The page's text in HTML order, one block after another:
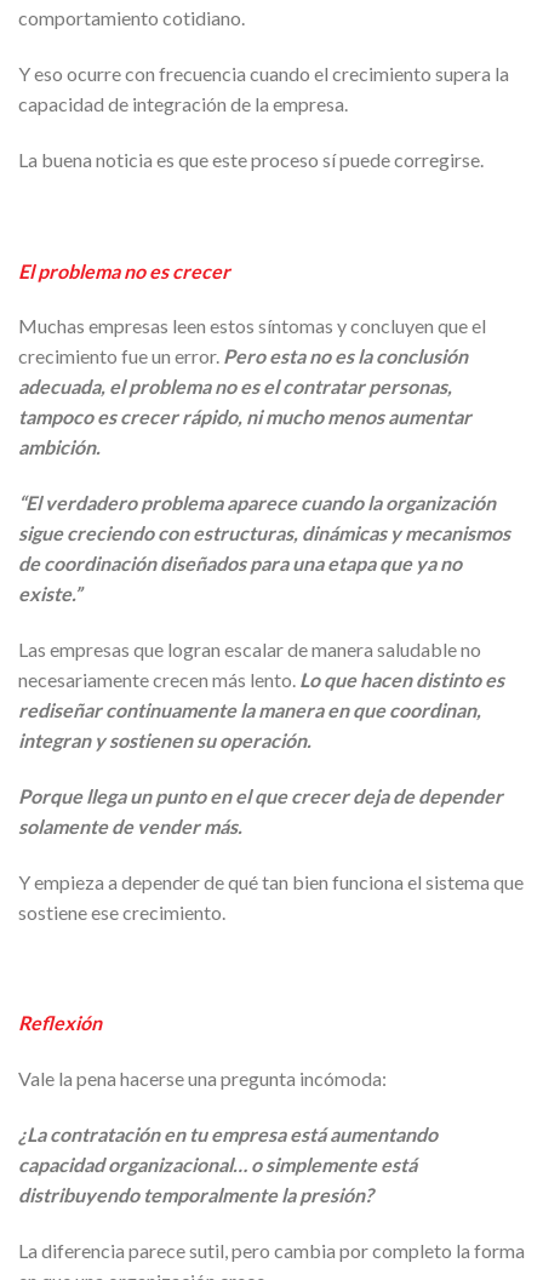
comportamiento cotidiano.
Y eso ocurre con frecuencia cuando el crecimiento supera la
capacidad de integración de la empresa.
La buena noticia es que este proceso sí puede corregirse.
El problema no es crecer
Muchas empresas leen estos síntomas y concluyen que el
crecimiento fue un error. Pero esta no es la conclusión
adecuada, el problema no es el contratar personas,
tampoco es crecer rápido, ni mucho menos aumentar
ambición.
“El verdadero problema aparece cuando la organización
sigue creciendo con estructuras, dinámicas y mecanismos
de coordinación diseñados para una etapa que ya no
existe.”
Las empresas que logran escalar de manera saludable no
necesariamente crecen más lento. Lo que hacen distinto es
rediseñar continuamente la manera en que coordinan,
integran y sostienen su operación.
Porque llega un punto en el que crecer deja de depender
solamente de vender más.
Y empieza a depender de qué tan bien funciona el sistema que
sostiene ese crecimiento.
Reflexión
Vale la pena hacerse una pregunta incómoda:
¿La contratación en tu empresa está aumentando
capacidad organizacional… o simplemente está
distribuyendo temporalmente la presión?
La diferencia parece sutil, pero cambia por completo la forma